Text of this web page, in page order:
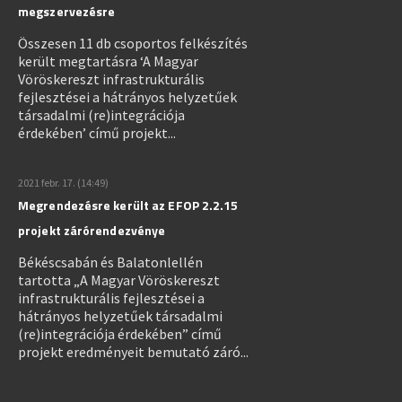
megszervezésre
Összesen 11 db csoportos felkészítés
került megtartásra ‘A Magyar
Vöröskereszt infrastrukturális
fejlesztései a hátrányos helyzetűek
társadalmi (re)integrációja
érdekében’ című projekt...
2021 febr. 17. (14:49)
Megrendezésre került az EFOP 2.2.15
projekt zárórendezvénye
Békéscsabán és Balatonlellén
tartotta „A Magyar Vöröskereszt
infrastrukturális fejlesztései a
hátrányos helyzetűek társadalmi
(re)integrációja érdekében” című
projekt eredményeit bemutató záró...